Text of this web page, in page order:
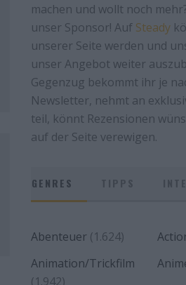
machen und wollt noch
unser Sponsor! Auf Steady
unserer Seite werden und
unser Angebot weiter
Gegenzug bekommt ihr je
Newsletter, nehmt an
teil, könnt Rezensionen
auf der Seite verewigen.
GENRES
Abenteuer (1.624)
Animation/Trickfilm
(1.942)